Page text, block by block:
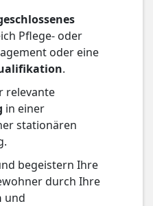
Pflege- oder
oder eine
.
relevante
in einer
stationären
begeistern Ihre
durch Ihre
und